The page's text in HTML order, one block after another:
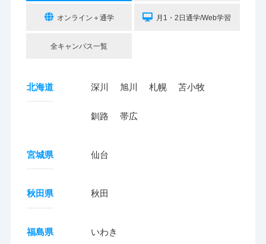
オンライン＋通学 月1・2日通学/Web学習
全キャンパス一覧
北海道 深川 旭川 札幌 苫小牧
釧路 帯広
宮城県 仙台
秋田県 秋田
福島県 いわき